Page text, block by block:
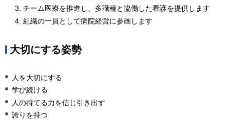
チーム医療を推進し、多職種と協働した看護を提供します
組織の一員として病院経営に参画します
大切にする姿勢
人を大切にする
学び続ける
人の持てる力を信じ引き出す
誇りを持つ